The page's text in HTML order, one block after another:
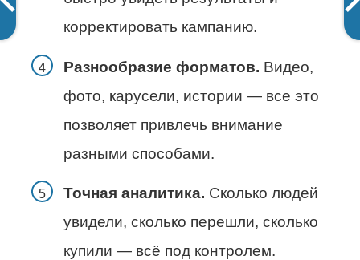
корректировать кампанию.
Разнообразие форматов. Видео,
фото, карусели, истории — все это
позволяет привлечь внимание
разными способами.
Точная аналитика. Сколько людей
увидели, сколько перешли, сколько
купили — всё под контролем.